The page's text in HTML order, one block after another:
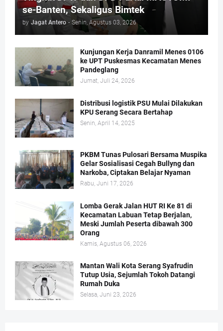
se-Banten, Sekaligus Bimtek
by Jagat Antero - Senin, Agustus 03, 2026
Kunjungan Kerja Danramil Menes 0106
ke UPT Puskesmas Kecamatan Menes
Pandeglang
Jumat, Juli 24, 2026
Distribusi logistik PSU Mulai Dilakukan
KPU Serang Secara Bertahap
Senin, April 14, 2025
PKBM Tunas Pulosari Bersama Muspika
Gelar Sosialisasi Cegah Bullyng dan
Narkoba, Ciptakan Belajar Nyaman
Rabu, Juni 17, 2026
Lomba Gerak Jalan HUT RI Ke 81 di
Kecamatan Labuan Tetap Berjalan,
Meski Jumlah Peserta dibawah 300
Orang
Kamis, Agustus 06, 2026
Mantan Wali Kota Serang Syafrudin
Tutup Usia, Sejumlah Tokoh Datangi
Rumah Duka
Selasa, Juni 23, 2026